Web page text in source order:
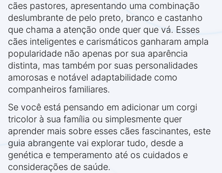
cães pastores, apresentando uma combinação
deslumbrante de pelo preto, branco e castanho
que chama a atenção onde quer que vá. Esses
cães inteligentes e carismáticos ganharam ampla
popularidade não apenas por sua aparência
distinta, mas também por suas personalidades
amorosas e notável adaptabilidade como
companheiros familiares.
Se você está pensando em adicionar um corgi
tricolor à sua família ou simplesmente quer
aprender mais sobre esses cães fascinantes, este
guia abrangente vai explorar tudo, desde a
genética e temperamento até os cuidados e
considerações de saúde.